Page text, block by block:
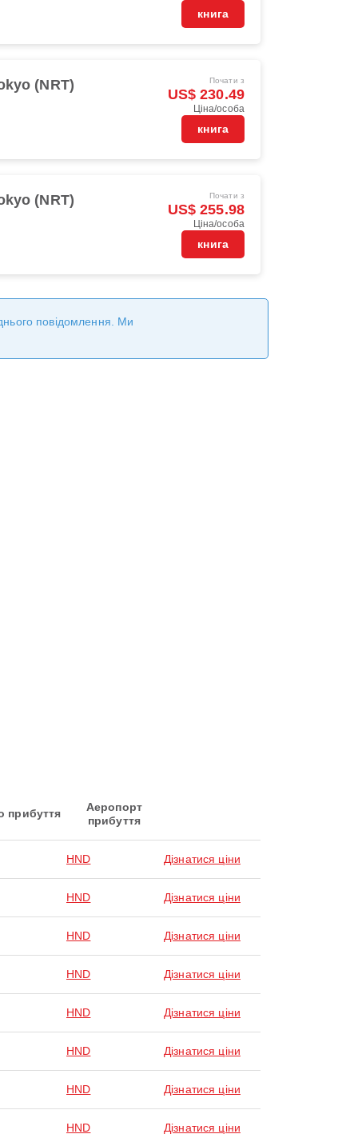
книга
(NRT) Почати з
US$ 230.49
Ціна/особа
книга
(NRT) Почати з
US$ 255.98
Ціна/особа
книга
повідомлення. Ми
прибуття
Аеропорт
прибуття
HND Дізнатися ціни
HND Дізнатися ціни
HND Дізнатися ціни
HND Дізнатися ціни
HND Дізнатися ціни
HND Дізнатися ціни
HND Дізнатися ціни
HND Дізнатися ціни